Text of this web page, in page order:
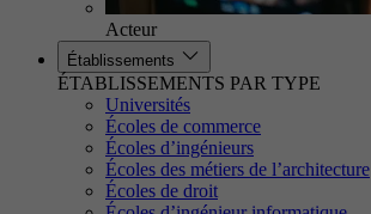
Acteur
Établissements
ÉTABLISSEMENTS PAR TYPE
Universités
Écoles de commerce
Écoles d’ingénieurs
Écoles des métiers de l’architecture
Écoles de droit